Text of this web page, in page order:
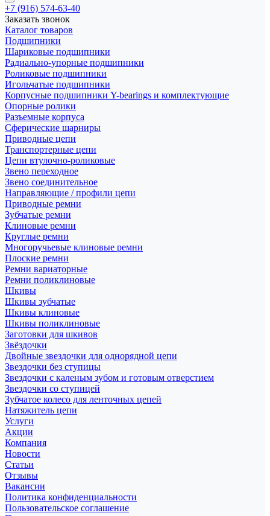
+7 (916) 574-63-40
Заказать звонок
Каталог товаров
Подшипники
Шариковые подшипники
Радиально-упорные подшипники
Роликовые подшипники
Игольчатые подшипники
Корпусные подшипники Y-bearings и комплектующие
Опорные ролики
Разъемные корпуса
Сферические шарниры
Приводные цепи
Транспортерные цепи
Цепи втулочно-роликовые
Звено переходное
Звено соединительное
Направляющие / профили цепи
Приводные ремни
Зубчатые ремни
Клиновые ремни
Круглые ремни
Многоручьевые клиновые ремни
Плоские ремни
Ремни вариаторные
Ремни поликлиновые
Шкивы
Шкивы зубчатые
Шкивы клиновые
Шкивы поликлиновые
Заготовки для шкивов
Звёздочки
Двойные звездочки для однорядной цепи
Звездочки без ступицы
Звездочки с каленым зубом и готовым отверстием
Звездочки со ступицей
Зубчатое колесо для ленточных цепей
Натяжитель цепи
Услуги
Акции
Компания
Новости
Статьи
Отзывы
Вакансии
Политика конфиденциальности
Пользовательское соглашение